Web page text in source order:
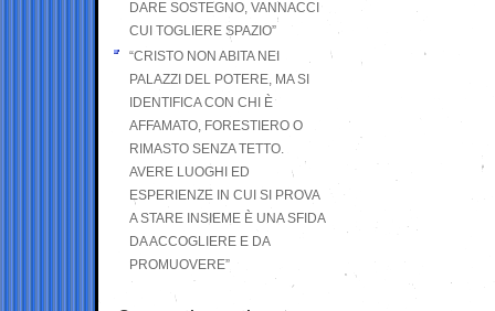
DARE SOSTEGNO, VANNACCI
CUI TOGLIERE SPAZIO”
“CRISTO NON ABITA NEI
PALAZZI DEL POTERE, MA SI
IDENTIFICA CON CHI È
AFFAMATO, FORESTIERO O
RIMASTO SENZA TETTO.
AVERE LUOGHI ED
ESPERIENZE IN CUI SI PROVA
A STARE INSIEME È UNA SFIDA
DA ACCOGLIERE E DA
PROMUOVERE”